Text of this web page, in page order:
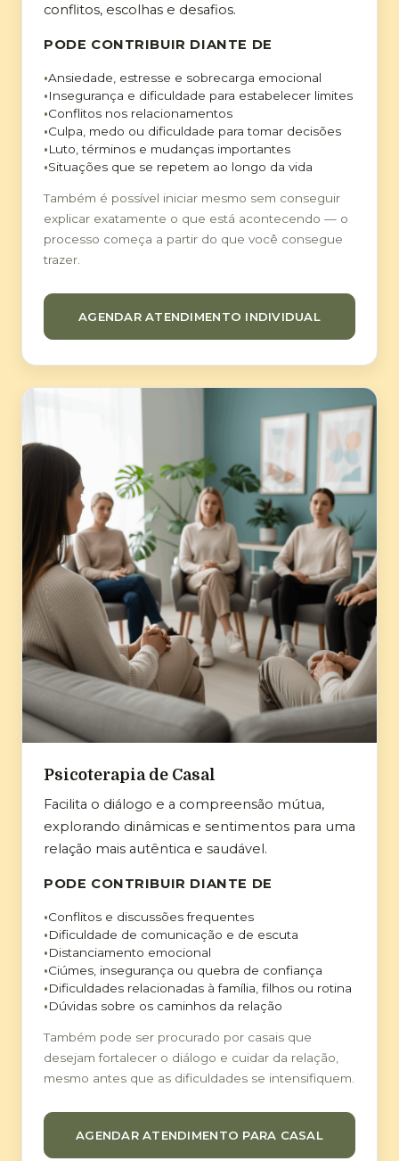
conflitos, escolhas e desafios.
PODE CONTRIBUIR DIANTE DE
Ansiedade, estresse e sobrecarga emocional
Insegurança e dificuldade para estabelecer limites
Conflitos nos relacionamentos
Culpa, medo ou dificuldade para tomar decisões
Luto, términos e mudanças importantes
Situações que se repetem ao longo da vida
Também é possível iniciar mesmo sem conseguir
explicar exatamente o que está acontecendo — o
processo começa a partir do que você consegue
trazer.
AGENDAR ATENDIMENTO INDIVIDUAL
Psicoterapia de Casal
Facilita o diálogo e a compreensão mútua,
explorando dinâmicas e sentimentos para uma
relação mais autêntica e saudável.
PODE CONTRIBUIR DIANTE DE
Conflitos e discussões frequentes
Dificuldade de comunicação e de escuta
Distanciamento emocional
Ciúmes, insegurança ou quebra de confiança
Dificuldades relacionadas à família, filhos ou rotina
Dúvidas sobre os caminhos da relação
Também pode ser procurado por casais que
desejam fortalecer o diálogo e cuidar da relação,
mesmo antes que as dificuldades se intensifiquem.
AGENDAR ATENDIMENTO PARA CASAL